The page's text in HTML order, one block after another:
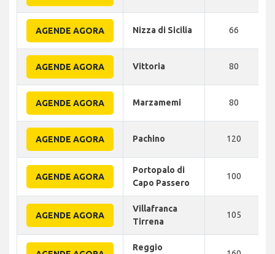
AGENDE AGORA Nizza di Sicilia 66
AGENDE AGORA Vittoria 80
AGENDE AGORA Marzamemi 80
AGENDE AGORA Pachino 120
AGENDE AGORA
Portopalo di
Capo Passero
100
AGENDE AGORA
Villafranca
Tirrena
105
Reggio